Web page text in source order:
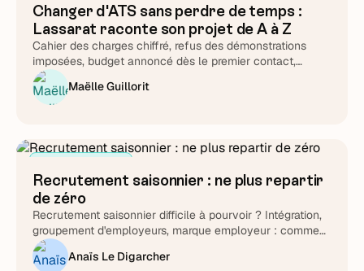
Changer d'ATS sans perdre de temps :
Lassarat raconte son projet de A à Z
Cahier des charges chiffré, refus des démonstrations
imposées, budget annoncé dès le premier contact,
support testé chronomètre en main : Lucie Treussart
détaille chaque arbitrage. Une méthode reproductible,
quel que soit l'éditeur que vous choisirez au final.
Maëlle Guillorit
Recrutement saisonnier : ne plus repartir
de zéro
Recrutement saisonnier difficile à pourvoir ? Intégration,
groupement d'employeurs, marque employeur : comment
transformer le cycle en fidélisation durable.
Anaïs Le Digarcher